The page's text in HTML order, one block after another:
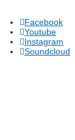
Facebook
Youtube
Instagram
Soundcloud